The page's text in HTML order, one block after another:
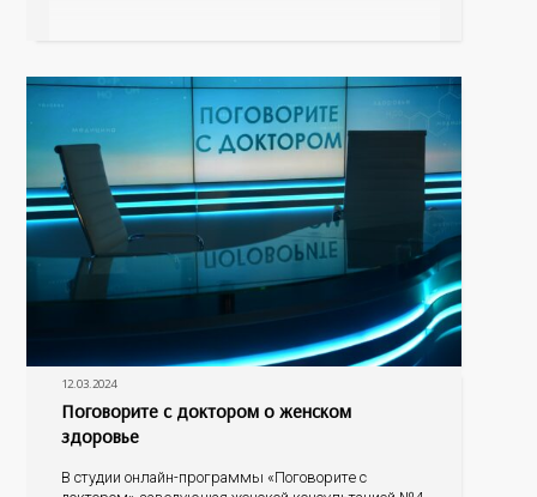
12.03.2024
Поговорите с доктором о женском
здоровье
В студии онлайн-программы «Поговорите с